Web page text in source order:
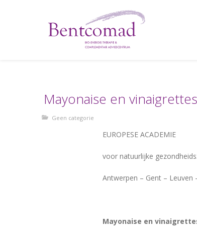
Mayonaise en
Geen categorie
EUROPESE ACADEMIE
voor natuurlijke
Antwerpen – Gent – Leuven
Mayonaise en